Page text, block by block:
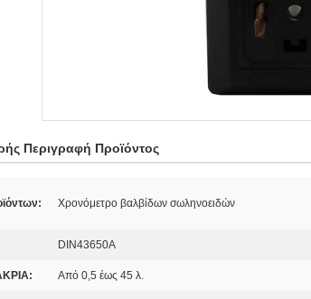
Περιγραφή Προϊόντος
Χρονόμετρο βαλβίδων σωληνοειδών
DIN43650A
Από 0,5 έως 45 λ.